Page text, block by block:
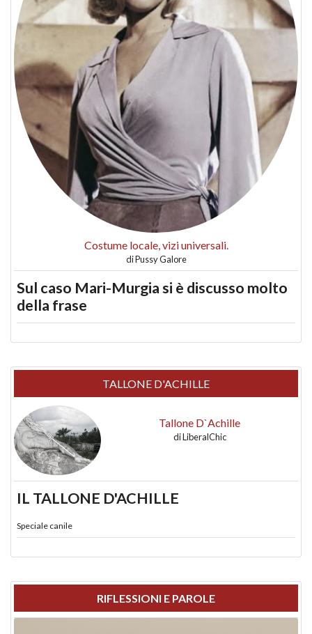
Costume locale, vizi universali.
diPussy Galore
Sul caso Mari-Murgia si è discusso molto
della frase
TALLONE D'ACHILLE
Tallone D`Achille
diLiberalChic
IL TALLONE D'ACHILLE
Speciale canile
RIFLESSIONI E PAROLE